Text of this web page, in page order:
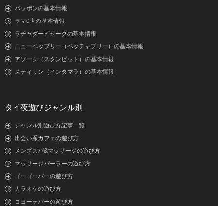
パッポンの基本情報
ラマ9世の基本情報
ラチャダーピセークの基本情報
ニューペッブリー（ペッチャブリー）の基本情報
アソーク（スクンビット）の基本情報
スティサン（インタマラ）の基本情報
タイ夜遊びジャンル別
ジャンル別遊び方記事一覧
出会い系カフェの遊び方
メンズスパ&マッサージの遊び方
マッサージパーラーの遊び方
ゴーゴーバーの遊び方
カラオケの遊び方
コヨーテバーの遊び方